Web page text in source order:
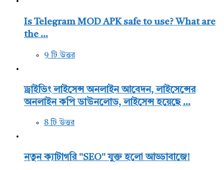
Is Telegram MOD APK safe to use? What are
the ...
9 টি উত্তর
ড্রাইভিং লাইসেন্স অনলাইন আবেদন, লাইসেন্সের
অনলাইন কপি ডাউনলোড, লাইসেন্স হয়েছে ...
8 টি উত্তর
নতুন ক্যাটাগরি "SEO" যুক্ত হলো আড্ডাবাজে!